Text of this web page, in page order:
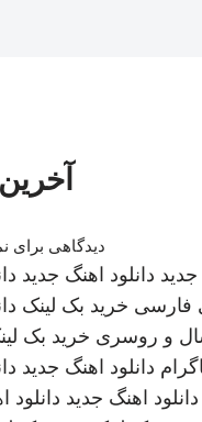
دیدگاهی برای
جدید دانلود اهنگ جدید
فارسی خرید بک لینک
و روسری خرید بک
دانلود اهنگ جدید
دانلود اهنگ جدید دانلود